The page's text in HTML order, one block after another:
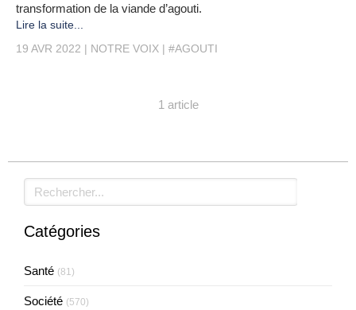
transformation de la viande d’agouti.
Lire la suite...
19 AVR 2022
NOTRE VOIX #AGOUTI
1 article
Rechercher
Catégories
Santé (81)
Société (570)